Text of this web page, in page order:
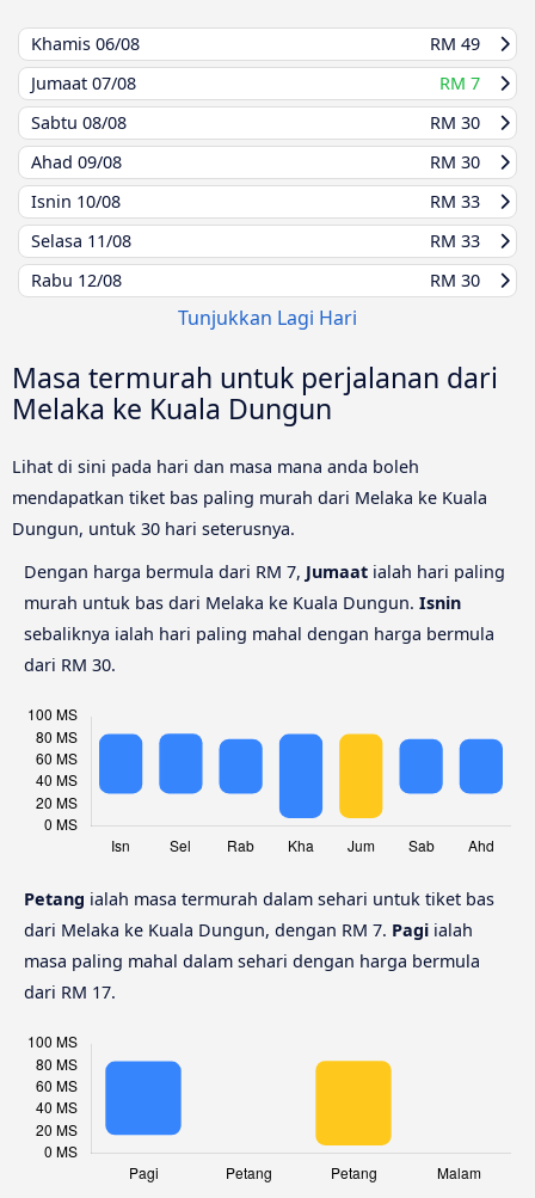
Khamis 06/08
RM 49
Jumaat 07/08
RM 7
Sabtu 08/08
RM 30
Ahad 09/08
RM 30
Isnin 10/08
RM 33
Selasa 11/08
RM 33
Rabu 12/08 RM 30
Tunjukkan Lagi Hari
Masa termurah untuk perjalanan dari
Melaka ke Kuala Dungun
Lihat di sini pada hari dan masa mana anda boleh
mendapatkan tiket bas paling murah dari Melaka ke Kuala
Dungun, untuk 30 hari seterusnya.
Dengan harga bermula dari RM 7, Jumaat ialah hari paling
murah untuk bas dari Melaka ke Kuala Dungun. Isnin
sebaliknya ialah hari paling mahal dengan harga bermula
dari RM 30.
Petang ialah masa termurah dalam sehari untuk tiket bas
dari Melaka ke Kuala Dungun, dengan RM 7. Pagi ialah
masa paling mahal dalam sehari dengan harga bermula
dari RM 17.